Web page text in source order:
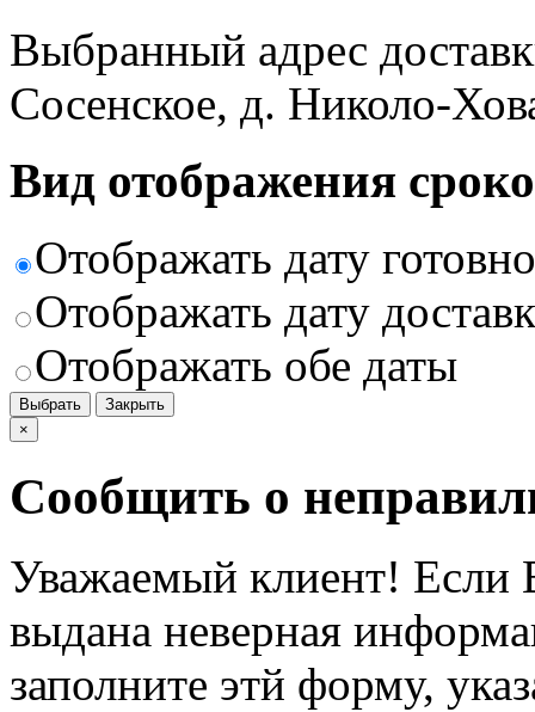
Выбранный адрес
Сосенское, д. Николо-
Вид отображения
Отображать дату
Отображать дату
Отображать обе даты
Выбрать
Закрыть
×
Сообщить о
Уважаемый клиент! Если
выдана неверная
заполните этй форму,